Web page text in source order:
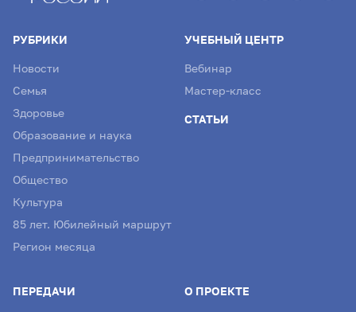
РУБРИКИ
Новости
Семья
Здоровье
Образование и наука
Предпринимательство
Общество
Культура
85 лет. Юбилейный маршрут
Регион месяца
УЧЕБНЫЙ ЦЕНТР
Вебинар
Мастер-класс
СТАТЬИ
ПЕРЕДАЧИ О ПРОЕКТЕ